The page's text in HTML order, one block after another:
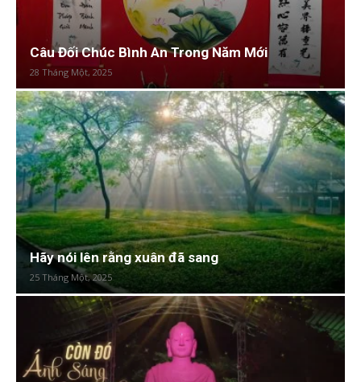
Câu Đối Chúc Bình An Trong Năm Mới
28 Tháng Một, 2025
Hãy nói lên rằng xuân đã sang
25 Tháng Một, 2025